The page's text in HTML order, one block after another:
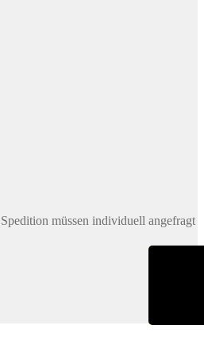
müssen individuell angefragt